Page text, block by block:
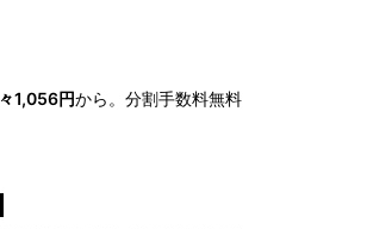
1,056円から。分割手数料無料